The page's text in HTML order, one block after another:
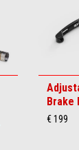
Brake
€ 199